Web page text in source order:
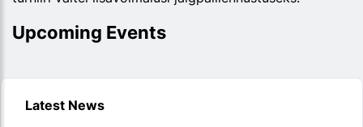
Upcoming Events
Latest News